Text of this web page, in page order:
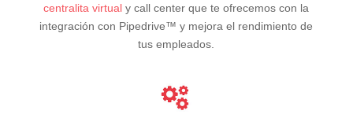
centralita virtual y call center que te ofrecemos con la
integración con Pipedrive™ y mejora el rendimiento de
tus empleados.